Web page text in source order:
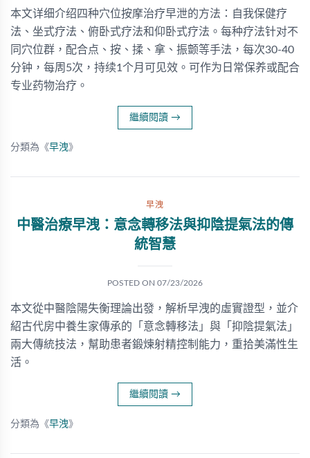
本文详细介绍四种穴位按摩治疗早泄的方法：自我保健疗
法、坐式疗法、俯卧式疗法和仰卧式疗法。每种疗法针对不
同穴位群，配合点、按、揉、拿、振颤等手法，每次30-40
分钟，每周5次，持续1个月可见效。可作为日常保养或配合
专业药物治疗。
繼續閱讀 →
分類為《早洩》
早洩
中醫治療早洩：意念轉移法與抑陰提氣法的傳
統智慧
POSTED ON 07/23/2026
本文從中醫陰陽失衡理論出發，解析早洩的虛實證型，並介
紹古代房中養生家傳承的「意念轉移法」與「抑陰提氣法」
兩大傳統技法，幫助患者鍛煉射精控制能力，重拾美滿性生
活。
繼續閱讀 →
分類為《早洩》